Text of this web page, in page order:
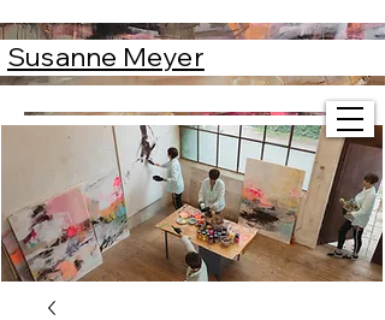
Susanne Meyer
Susanne Meyer